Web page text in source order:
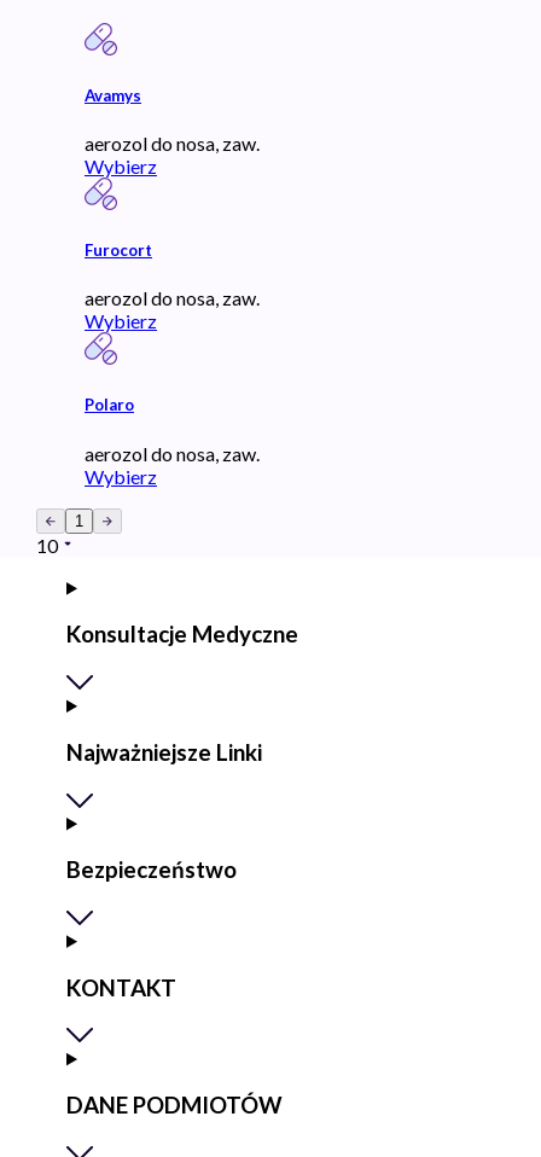
Avamys
aerozol do nosa, zaw.
Wybierz
Furocort
aerozol do nosa, zaw.
Wybierz
Polaro
aerozol do nosa, zaw.
Wybierz
1
10
Konsultacje Medyczne
Najważniejsze Linki
Bezpieczeństwo
KONTAKT
DANE PODMIOTÓW